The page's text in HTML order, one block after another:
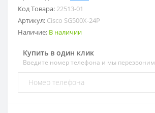
Код Товара:22513-01
Артикул: Cisco SG500X-24P
Наличие: В наличии
Купить в один клик
Введите номер телефона и мы перезвоним